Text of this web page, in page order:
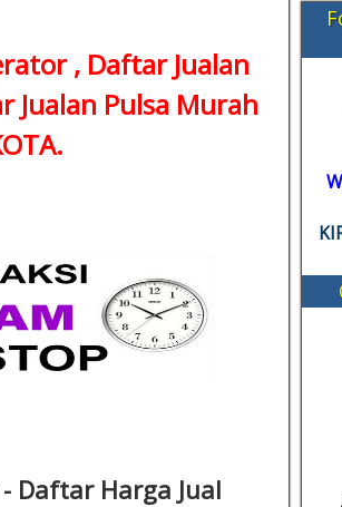
, Daftar Jualan
Jualan Pulsa Murah
Daftar Harga Jual